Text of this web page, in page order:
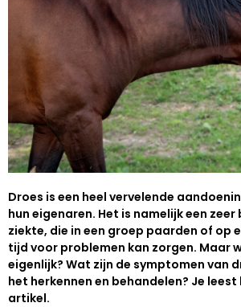
Droes is een heel vervelende
hun eigenaren. Het is namelijk een
ziekte, die in een groep paarden of op
tijd voor problemen kan zorgen. Maar
eigenlijk? Wat zijn de symptomen van
het herkennen en behandelen? Je
artikel.​